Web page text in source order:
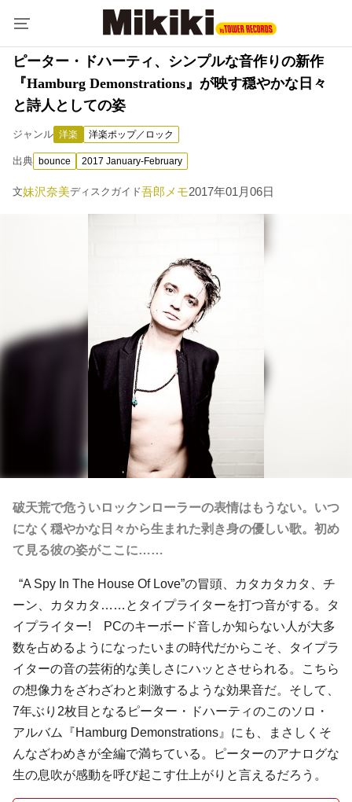
ピーター・ドハーティ、シンプルな音作りの新作
『Hamburg Demonstrations』が映す穏やかな日々
と詩人としての姿
ジャンル 洋楽 洋楽ポップ／ロック
出典 bounce 2017 January-February
文妹沢奈美ディスクガイド吾郎メモ2017年01月06日
破天荒で危ういロックンローラーの表情はもうない。いつ
になく穏やかな日々から生まれた剥き身の優しい歌。初め
て見る彼の姿がここに……
“A Spy In The House Of Love”の冒頭、カタカタカタ、チ
ーン、カタカタ……とタイプライターを打つ音がする。タ
イプライター! PCのキーボード音しか知らない人が大多
数を占めるようになったいまの時代だからこそ、タイプラ
イターの音の芸術的な美しさにハッとさせられる。こちら
の想像力をざわざわと刺激するような効果音だ。そして、
7年ぶり2枚目となる ピーター・ドハーティのこのソロ・
アルバム『Hamburg Demonstrations』にも、まさしくそ
んなざわめきが全編で満ちている。ピーターのアナログな
生の息吹が感動を呼び起こす仕上がりと言えるだろう。